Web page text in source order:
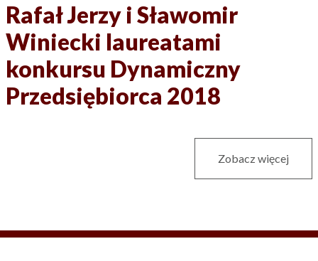
Rafał Jerzy i Sławomir
Winiecki laureatami
konkursu Dynamiczny
Przedsiębiorca 2018
Zobacz więcej